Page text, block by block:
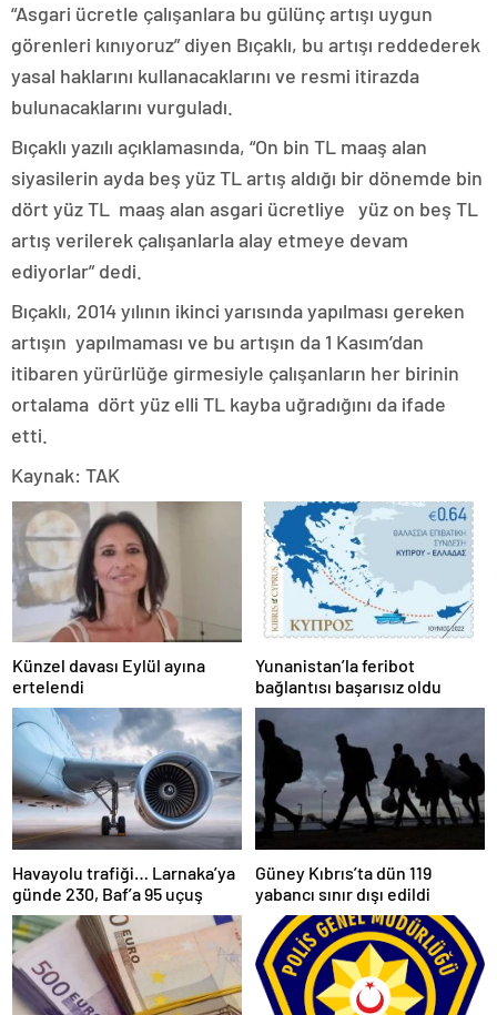
“Asgari ücretle çalışanlara bu gülünç artışı uygun
görenleri kınıyoruz” diyen Bıçaklı, bu artışı reddederek
yasal haklarını kullanacaklarını ve resmi itirazda
bulunacaklarını vurguladı.
Bıçaklı yazılı açıklamasında, “On bin TL maaş alan
siyasilerin ayda beş yüz TL artış aldığı bir dönemde bin
dört yüz TL maaş alan asgari ücretliye yüz on beş TL
artış verilerek çalışanlarla alay etmeye devam
ediyorlar” dedi.
Bıçaklı, 2014 yılının ikinci yarısında yapılması gereken
artışın yapılmaması ve bu artışın da 1 Kasım’dan
itibaren yürürlüğe girmesiyle çalışanların her birinin
ortalama dört yüz elli TL kayba uğradığını da ifade
etti.
Kaynak: TAK
Künzel davası Eylül ayına
ertelendi
Yunanistan’la feribot
bağlantısı başarısız oldu
Havayolu trafiği… Larnaka’ya
günde 230, Baf’a 95 uçuş
Güney Kıbrıs’ta dün 119
yabancı sınır dışı edildi